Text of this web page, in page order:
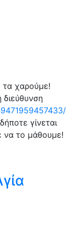
τα χαρούμε!
γίνεται
να το μάθουμε!